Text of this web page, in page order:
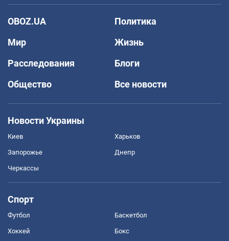
OBOZ.UA
Политика
Мир
Жизнь
Расследования
Блоги
Общество
Все новости
Новости Украины
Киев Харьков
Запорожье Днепр
Черкассы
Спорт
Футбол Баскетбол
Хоккей Бокс